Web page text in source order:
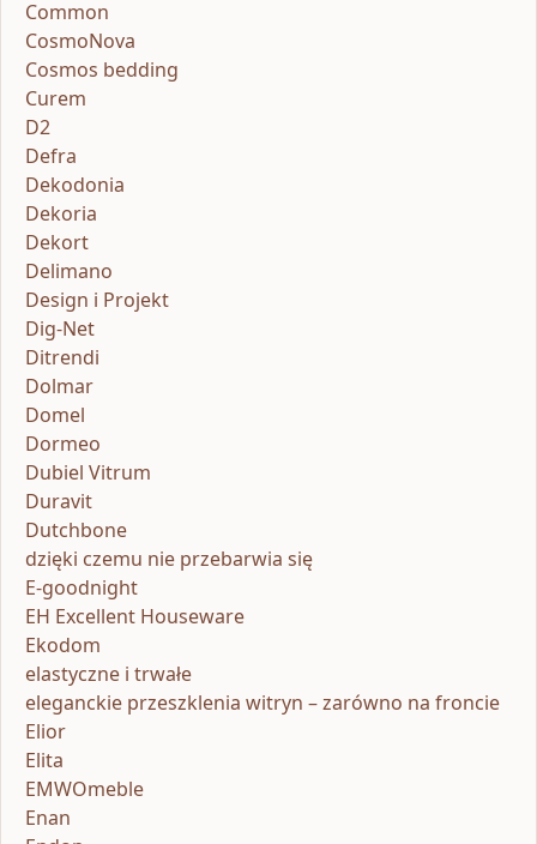
Common
CosmoNova
Cosmos bedding
Curem
D2
Defra
Dekodonia
Dekoria
Dekort
Delimano
Design i Projekt
Dig-Net
Ditrendi
Dolmar
Domel
Dormeo
Dubiel Vitrum
Duravit
Dutchbone
dzięki czemu nie przebarwia się
E-goodnight
EH Excellent Houseware
Ekodom
elastyczne i trwałe
eleganckie przeszklenia witryn – zarówno na froncie
Elior
Elita
EMWOmeble
Enan